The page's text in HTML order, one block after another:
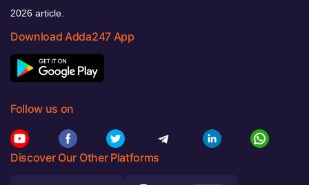
2026 article.
Download Adda247 App
Follow us on
Discover Our Other Platforms